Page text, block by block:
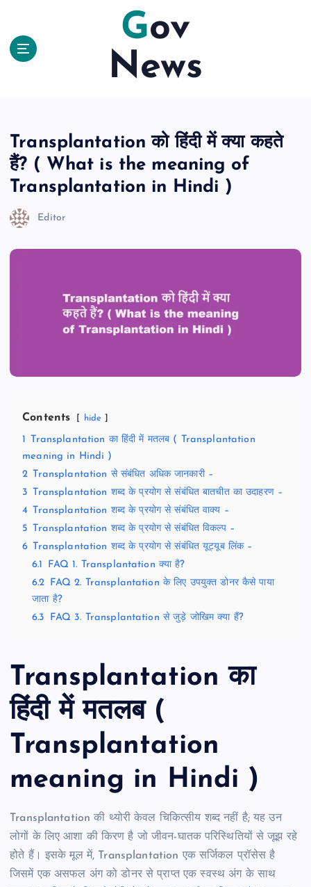
Gov
News
Transplantation को हिंदी में क्या कहते
हैं? ( What is the meaning of
Transplantation in Hindi )
Editor
Contents hide
1 Transplantation का हिंदी में मतलब ( Transplantation
meaning in Hindi )
2 Transplantation से संबंधित अधिक जानकारी –
3 Transplantation शब्द के प्रयोग से संबंधित बातचीत का उदाहरण –
4 Transplantation शब्द के प्रयोग से संबंधित वाक्य –
5 Transplantation शब्द के प्रयोग से संबंधित विकल्प –
6 Transplantation शब्द के प्रयोग से संबंधित यूट्यूब लिंक –
6.1
FAQ 1. Transplantation क्या है?
6.2
FAQ 2. Transplantation के लिए उपयुक्त डोनर कैसे पाया
जाता है?
6.3
FAQ 3. Transplantation से जुड़े जोखिम क्या हैं?
Transplantation का
हिंदी में मतलब (
Transplantation
meaning in Hindi )
Transplantation की थ्योरी केवल चिकित्सीय शब्द नहीं है; यह उन
लोगों के लिए आशा की किरण है जो जीवन-घातक परिस्थितियों से जूझ रहे
होते हैं। इसके मूल में, Transplantation एक सर्जिकल प्रॉसेस है
जिसमें एक असफल अंग को डोनर से प्राप्त एक स्वस्थ अंग के साथ